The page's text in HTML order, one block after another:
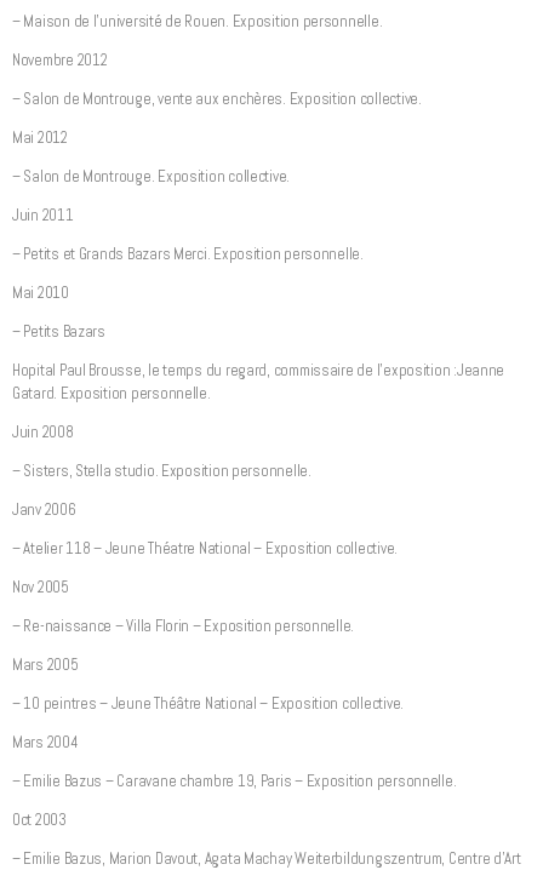
– Maison de l’université de Rouen. Exposition personnelle.
Novembre 2012
– Salon de Montrouge, vente aux enchères. Exposition collective.
Mai 2012
– Salon de Montrouge. Exposition collective.
Juin 2011
– Petits et Grands Bazars Merci. Exposition personnelle.
Mai 2010
– Petits Bazars
Hopital Paul Brousse, le temps du regard, commissaire de l’exposition :Jeanne
Gatard. Exposition personnelle.
Juin 2008
– Sisters, Stella studio. Exposition personnelle.
Janv 2006
– Atelier 118 – Jeune Théatre National – Exposition collective.
Nov 2005
– Re-naissance – Villa Florin – Exposition personnelle.
Mars 2005
– 10 peintres – Jeune Théâtre National – Exposition collective.
Mars 2004
– Emilie Bazus – Caravane chambre 19, Paris – Exposition personnelle.
Oct 2003
– Emilie Bazus, Marion Davout, Agata Machay Weiterbildungszentrum, Centre d’Art